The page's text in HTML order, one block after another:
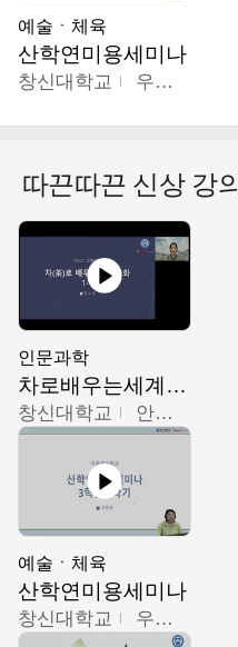
예술ㆍ체육
산학연미용세미나
창신대학교 우미옥,오윤경,박선이
따끈따끈 신상 강의
인문과학
차로배우는세계문화
창신대학교 안소영
예술ㆍ체육
산학연미용세미나
창신대학교 우미옥,오윤경,박선이